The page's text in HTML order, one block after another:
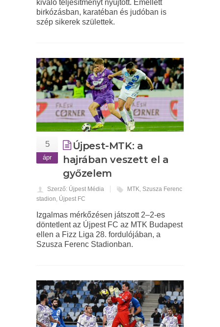
kiváló teljesítményt nyújtott. Emellett
birkózásban, karatéban és judóban is
szép sikerek születtek.
5
ápr
Újpest-MTK: a
hajrában veszett el a
győzelem
Szerző: Újpest Média MTK, Szusza Ferenc
stadion, Újpest FC
Izgalmas mérkőzésen játszott 2–2-es
döntetlent az Újpest FC az MTK Budapest
ellen a Fizz Liga 28. fordulójában, a
Szusza Ferenc Stadionban.